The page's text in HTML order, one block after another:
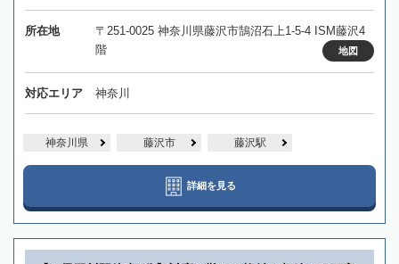
所在地
〒251-0025 神奈川県藤沢市鵠沼石上1-5-4 ISM藤沢4
階
地図
対応エリア 神奈川
神奈川県 藤沢市 藤沢駅
詳細を見る